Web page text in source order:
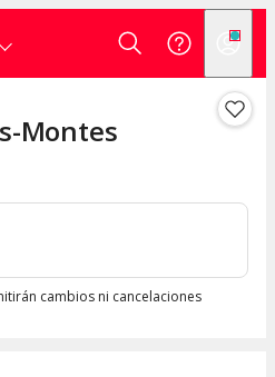
Montes
cambios ni cancelaciones